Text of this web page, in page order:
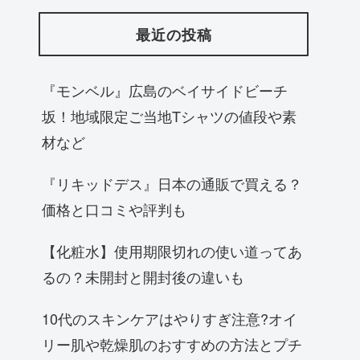
最近の投稿
『モンベル』広島のベイサイドビーチ
坂！地域限定ご当地Tシャツの値段や素
材など
『リキッドデス』日本の通販で買える？
価格と口コミや評判も
【化粧水】使用期限切れの使い道ってあ
るの？未開封と開封後の違いも
10代のスキンケアはやりすぎ注意?オイ
リー肌や乾燥肌のおすすめの方法とプチ